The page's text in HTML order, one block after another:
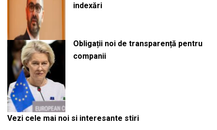
indexări
Obligații noi de transparență pentru
companii
Vezi cele mai noi si interesante stiri